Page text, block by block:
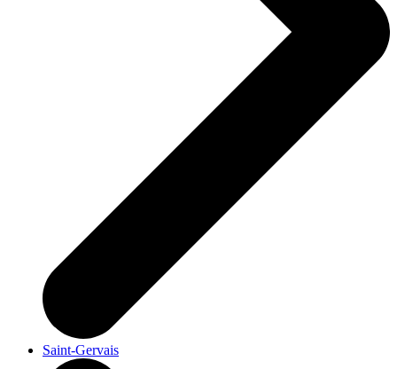
Saint-Gervais